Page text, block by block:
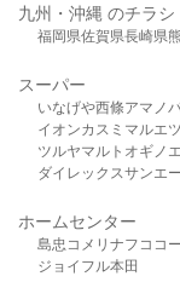
九州・沖縄 のチラシ
福岡県佐賀県長崎県
スーパー
いなげや西條アマノ
イオンカスミ マルエツ
ツルヤマルト オギノ
ダイレックスサンエー
ホームセンター
島忠 コメリ ナフコ コ
ジョイフル本田